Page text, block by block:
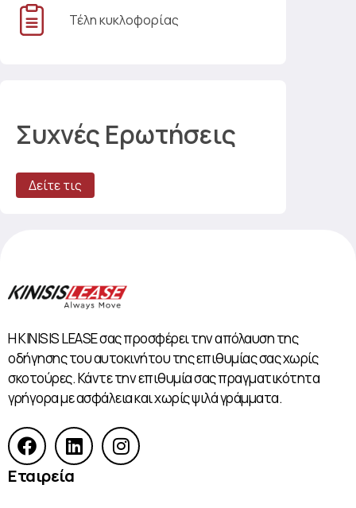
Τέλη κυκλοφορίας
Συχνές Ερωτήσεις
Δείτε τις
Η KINISIS LEASE σας προσφέρει την απόλαυση της
οδήγησης του αυτοκινήτου της επιθυμίας σας χωρίς
σκοτούρες. Κάντε την επιθυμία σας πραγματικότητα
γρήγορα με ασφάλεια και χωρίς ψιλά γράμματα.
Εταιρεία